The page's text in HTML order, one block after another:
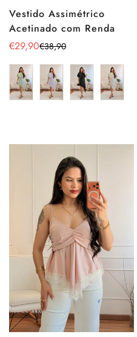
Vestido Assimétrico
Acetinado com Renda
Preço
de
venda
€29,90
Preço
regular
€38,90